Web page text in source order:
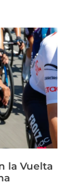
la Vuelta